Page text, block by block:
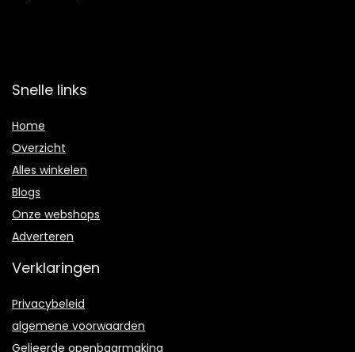
Snelle links
Home
Overzicht
Alles winkelen
Blogs
Onze webshops
Adverteren
Verklaringen
Privacybeleid
algemene voorwaarden
Gelieerde openbaarmaking